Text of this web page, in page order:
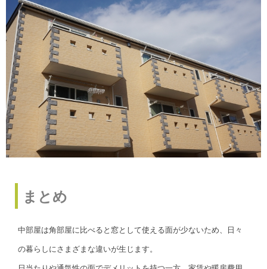
まとめ
中部屋は角部屋に比べると窓として使える面が少ないため、日々
の暮らしにさまざまな違いが生じます。